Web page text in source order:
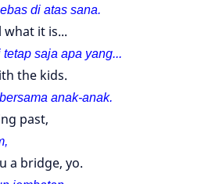
di atas sana.
it is...
saja apa yang...
the kids.
anak-anak.
past,
a bridge, yo.